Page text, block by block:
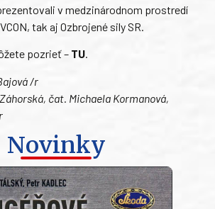
v medzinárodnom prostredí
tak aj Ozbrojené sily SR.
pozrieť – TU.
/r
čat. Michaela Kormanová,
Novinky